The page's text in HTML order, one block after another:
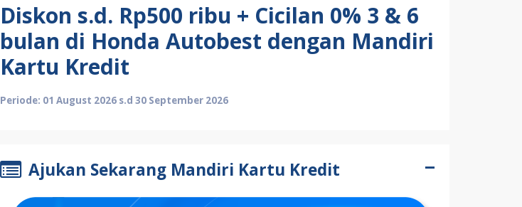
Diskon s.d. Rp500 ribu + Cicilan 0% 3 & 6
bulan di Honda Autobest dengan Mandiri
Kartu Kredit
Periode: 01 August 2026 s.d 30 September 2026
Ajukan Sekarang Mandiri Kartu Kredit